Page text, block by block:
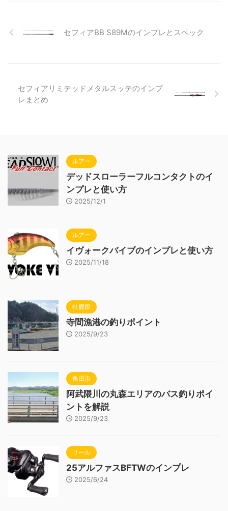
セフィアBB S89Mのインプレとスペック
セフィアリミテッドメタルスッテのインプ
レまとめ
ルアー
デッドスローラーフルコンタクトのイ
ンプレと使い方
2025/12/1
ルアー
イヴォークバイブのインプレと使い方
2025/11/18
牡鹿郡
寺間漁港の釣りポイント
2025/9/23
角田市
阿武隈川の丸森エリアのバス釣りポイ
ントを解説
2025/9/23
リール
25アルファスBFTWのインプレ
2025/6/24